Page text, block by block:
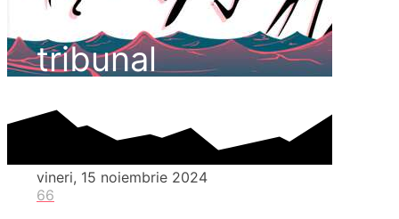
tribunal
vineri, 15 noiembrie 2024
66